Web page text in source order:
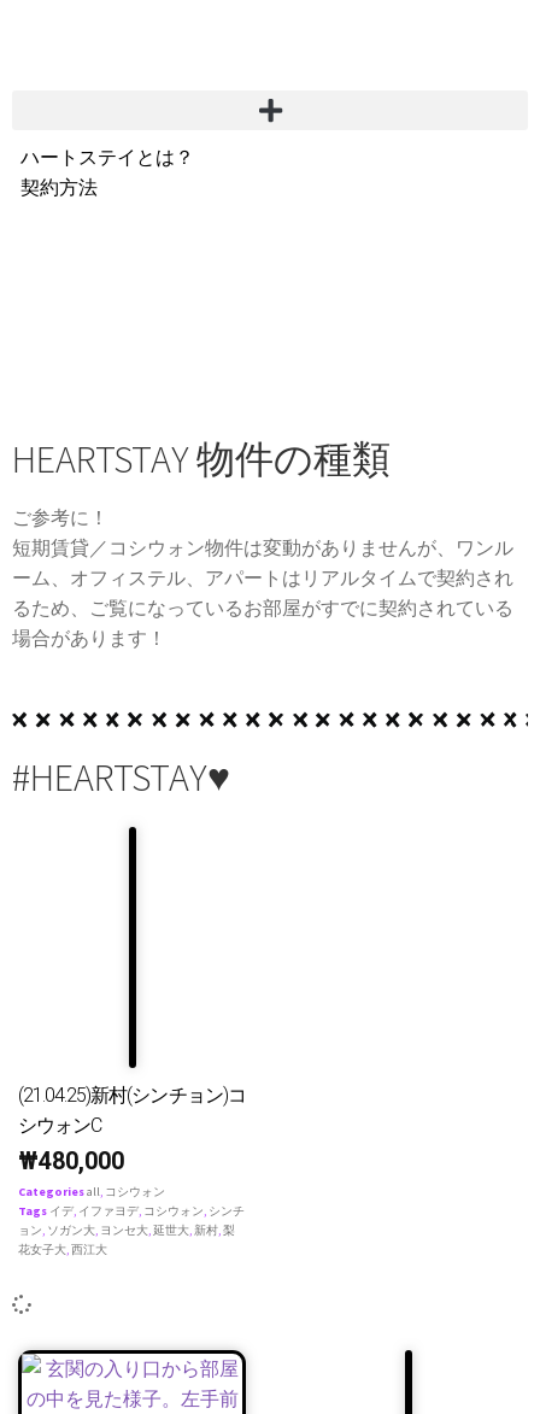
ハートステイとは？
契約方法
HEARTSTAY 物件の種類
ご参考に！
短期賃貸／コシウォン物件は変動がありませんが、ワンル
ーム、オフィステル、アパートはリアルタイムで契約され
るため、ご覧になっているお部屋がすでに契約されている
場合があります！
#HEARTSTAY♥
(21.04.25)新村(シンチョン)コ
シウォンC
₩480,000
Categoriesall, コシウォン
Tags イデ, イファヨデ, コシウォン, シンチ
ョン, ソガン大, ヨンセ大,延世大,新村,梨
花女子大,西江大